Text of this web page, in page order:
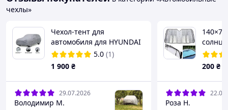
чехлы»
Чехол-тент для
автомобиля для HYUNDAI
ix35 Autovalom L SUV
(CC2504)
5.0 (1)
1 900 ₴
29.07.2026
Володимир М.
авто
200 ₴
Роза Н.